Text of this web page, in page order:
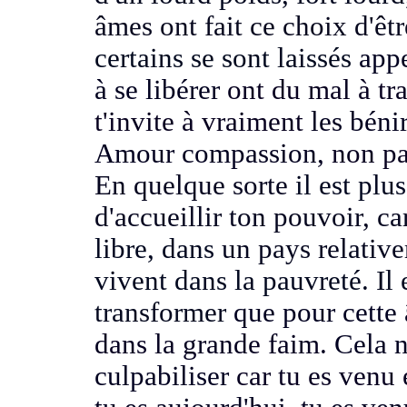
âmes ont fait ce choix
certains se sont laissés
à se libérer ont du mal à
t'invite à vraimentles
Amour compassion,non
En quelque sorteil est
d'accueillir ton pouvoir,
libre, dansun pays
vivent dans la pauvreté. Il
transformer que pour
dans la grande faim. Cela
culpabiliser car tu es